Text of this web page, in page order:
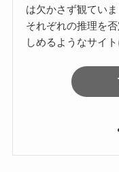
は欠かさず観ていま
それぞれの推理を
しめるようなサイ